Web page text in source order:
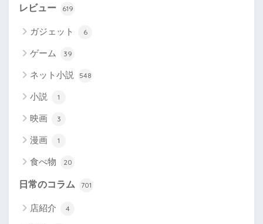
レビュー 619
ガジェット 6
ゲーム 39
ネット小説 548
小説 1
映画 3
漫画 1
食べ物 20
日常のコラム 701
店紹介 4